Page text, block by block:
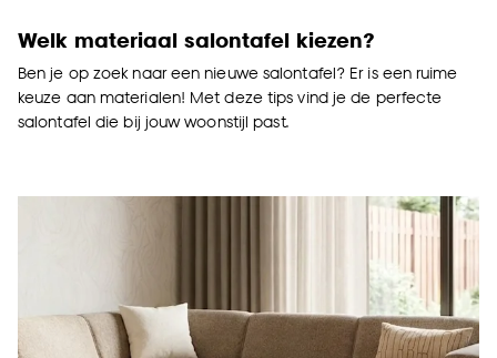
Welk materiaal salontafel kiezen?
Ben je op zoek naar een nieuwe salontafel? Er is een ruime
keuze aan materialen! Met deze tips vind je de perfecte
salontafel die bij jouw woonstijl past.